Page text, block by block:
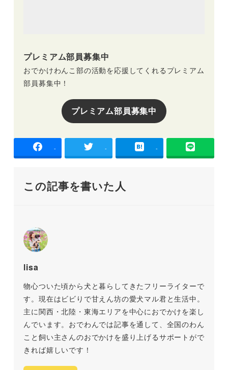
プレミアム部員募集中
おでかけわんこ部の活動を応援してくれるプレミアム
部員募集中！
プレミアム部員募集中
- - -
この記事を書いた人
lisa
物心ついた頃から犬と暮らしてきたフリーライターで
す。現在はビビりで甘えん坊の愛犬マル君と生活中。
主に関西・北陸・東海エリアを中心におでかけを楽し
んでいます。おでわんでは記事を通して、全国のわん
こと飼い主さんのおでかけを盛り上げるサポートがで
きれば嬉しいです！